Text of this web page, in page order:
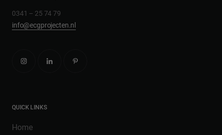
0341 – 25 74 79
info@ecgprojecten.nl
QUICK LINKS
Home